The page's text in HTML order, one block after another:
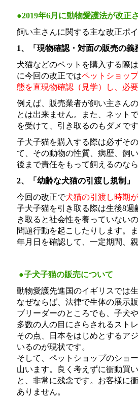
●2019年6月に動物愛護法が改正
飼い主さんに関する主な改正ポ
1、「現物確認・対面の販売の義
犬猫などのペットを購入する際
に今回の改正ではペットショッ
態を直現物確認（見学）し、必
例えば、販売業者が飼い主さん
とは出来ません。また、ネット
を受けて、引き取るのもダメです
子犬子猫を購入する際は必ずそ
て、その動物の性質、病歴、飼
後まで責任をもって飼えるのな
2、「幼齢な犬猫の引渡し規制」
今回の改正で犬猫の引渡し時期
子犬子猫を引き取る際は生後8週
き取ると社会性を養っていない
問題行動を起こしたりします。
年月日を確認して、一定期間、
●子犬子猫の販売について
動物愛護先進国のイギリスでは
なぜならば、法律で生体の展示
ブリーダーのところでも、子犬
多数の人の目にさらされるスト
その点、日本をはじめとするア
いるのが現状です。
そして、ペットショップのショ
山います。良く考えずに衝動買
と、非常に残念です。お客様に
ありません。